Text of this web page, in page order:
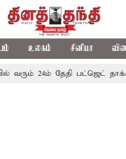
உலகம் சினிமா
தேதி பட்ஜெட் தாக்கல்